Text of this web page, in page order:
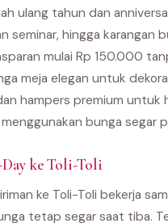
ulang tahun dan
seminar, hingga karangan
mulai Rp 150.000
meja elegan untuk
hampers premium untuk
bunga segar
ke Toli-Toli
ke Toli-Toli bekerja
tetap segar saat tiba.